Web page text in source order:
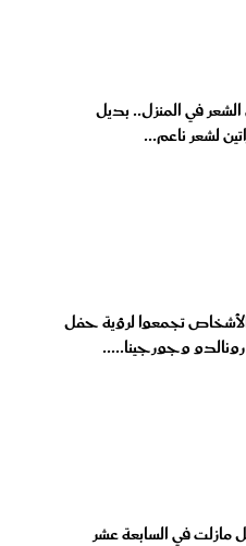
الشعر في المنزل.. بديل
لشعر ناعم...
تجمعوا لرؤية حفل
وجورجينا.....
مازلت في السابعة عشر